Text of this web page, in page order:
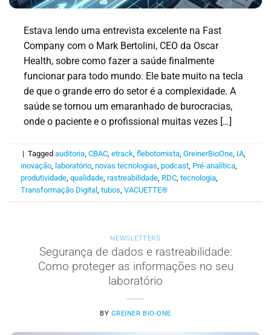
Estava lendo uma entrevista excelente na Fast
Company com o Mark Bertolini, CEO da Oscar
Health, sobre como fazer a saúde finalmente
funcionar para todo mundo. Ele bate muito na tecla
de que o grande erro do setor é a complexidade. A
saúde se tornou um emaranhado de burocracias,
onde o paciente e o profissional muitas vezes […]
| Taggedauditoria,CBAC,etrack,flebotomista,GreinerBioOne, IA,
inovação, laboratório,novas tecnologias,podcast, Pré-analítica,
produtividade,qualidade,rastreabilidade, RDC,tecnologia,
Transformação Digital,tubos,VACUETTE®
NEWSLETTERS
Segurança de dados e rastreabilidade:
Como proteger as informações no seu
laboratório
BY GREINER BIO-ONE